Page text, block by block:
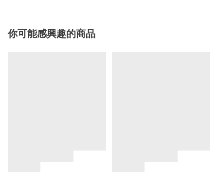
你可能感興趣的商品